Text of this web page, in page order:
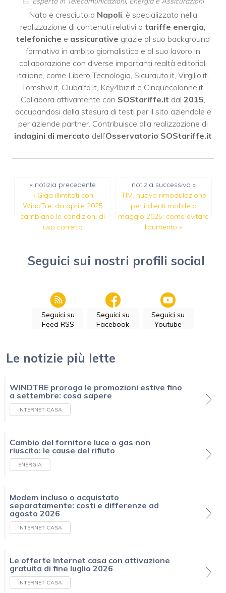
Nato e cresciuto a Napoli , è specializzato nella
realizzazione di contenuti relativi a tariffe energia,
telefoniche e assicurative grazie al suo background
formativo in ambito giornalistico e al suo lavoro in
collaborazione con diverse importanti realtà editoriali
italiane, come Libero Tecnologia Sicurauto.it Virgilio.it
Tomshw.it, Clubalfa.it, Key4biz.ite Cinquecolonne.it.
Collabora attivamente con SOStariffe.it dal 2015
occupandosi della stesura di testi per il sito aziendale e
per aziende partner. Contribuisce alla realizzazione di
indagini di mercato dell’Osservatorio SOStariffe.it
« notizia precedente
« Giga illimitati con
WindTre: da aprile 2025
cambiano le condizioni di
uso corretto
notizia successiva »
TIM, nuova rimodulazione
per i clienti mobile a
maggio 2025: come evitare
l’aumento »
Seguici sui nostri profili social
Seguici su
Feed RSS
Seguici su
Facebook
Seguici su
Youtube
Le notizie più lette
WINDTRE proroga le promozioni estive fino
a settembre: cosa sapere
INTERNET CASA
Cambio del fornitore luce o gas non
riuscito: le cause del rifiuto
ENERGIA
Modem incluso o acquistato
separatamente: costi e differenze ad
agosto 2026
INTERNET CASA
Le offerte Internet casa con attivazione
gratuita di fine luglio 2026
INTERNET CASA